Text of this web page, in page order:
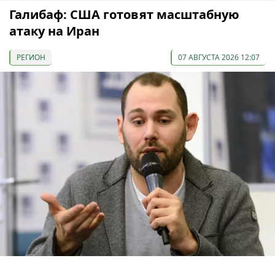
Галибаф: США готовят масштабную
атаку на Иран
РЕГИОН 07 АВГУСТА 2026 12:07